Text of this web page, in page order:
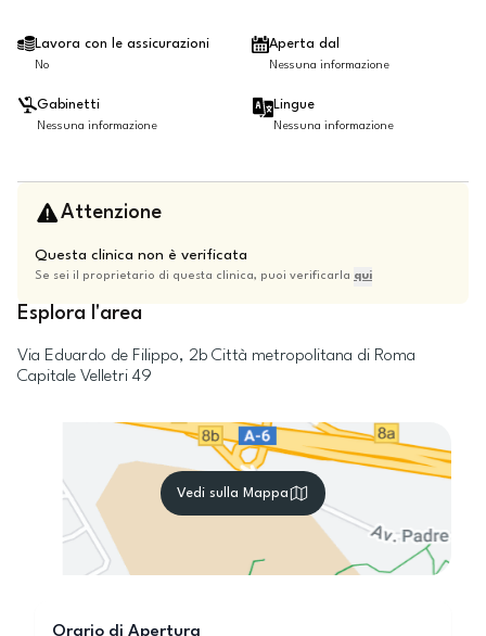
Lavora con le assicurazioni
No
Aperta dal
Nessuna informazione
Gabinetti
Nessuna informazione
Lingue
Nessuna informazione
Attenzione
Questa clinica non è verificata
Se sei il proprietario di questa clinica, puoi verificarla qui
Esplora l'area
Via Eduardo de Filippo, 2b Città metropolitana di Roma
Capitale Velletri 49
Vedi sulla Mappa
Orario di Apertura